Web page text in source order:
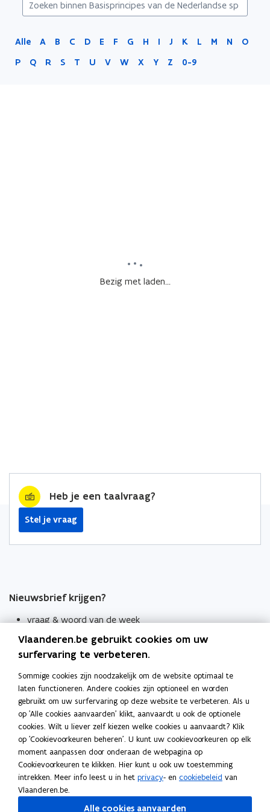
Alle A B C D E F G H I J K L M N
O
P
Q R S T U V W X Y Z 0-9
Bezig met laden...
Heb je een taalvraag?
Stel je vraag
Nieuwsbrief krijgen?
vraag & woord van de week
wekelijks in je mailbox
Schrijf je in
Thema's
Taaladviezen
Spellingregels
Tips voor duidelijke taal
Bekijk ook
Spellingtests
Vlaanderen.be gebruikt cookies om uw
surfervaring te verbeteren.
Sommige cookies zijn noodzakelijk om de website optimaal te
laten functioneren. Andere cookies zijn optioneel en worden
gebruikt om uw surfervaring op deze website te verbeteren. Als u
op 'Alle cookies aanvaarden' klikt, aanvaardt u ook de optionele
cookies. Wilt u liever zelf kiezen welke cookies u aanvaardt? Klik
op 'Cookievoorkeuren beheren'. U kunt uw cookievoorkeuren op elk
moment aanpassen door onderaan de webpagina op
Cookievoorkeuren te klikken. Hier kunt u ook uw toestemming
intrekken. Meer info leest u in het privacy- en cookiebeleid van
Vlaanderen.be.
Alle cookies aanvaarden